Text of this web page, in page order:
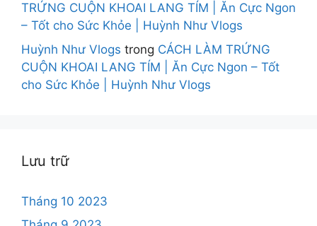
TRỨNG CUỘN KHOAI LANG TÍM | Ăn Cực Ngon
– Tốt cho Sức Khỏe | Huỳnh Như Vlogs
Huỳnh Như Vlogs trong CÁCH LÀM TRỨNG
CUỘN KHOAI LANG TÍM | Ăn Cực Ngon – Tốt
cho Sức Khỏe | Huỳnh Như Vlogs
Lưu trữ
Tháng 10 2023